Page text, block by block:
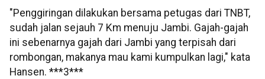
"Penggiringan dilakukan bersama petugas dari TNBT,
sudah jalan sejauh 7 Km menuju Jambi. Gajah-gajah
ini sebenarnya gajah dari Jambi yang terpisah dari
rombongan, makanya mau kami kumpulkan lagi," kata
Hansen. ***3***